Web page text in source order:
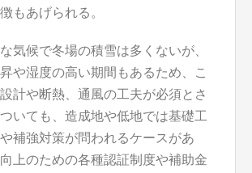
もあげられる。
気候で冬場の積雪は多くないが、
や湿度の高い期間もあるため、こ
計や断熱、通風の工夫が必須とさ
いても、造成地や低地では基礎工
補強対策が問われるケースがあ
上のための各種認証制度や補助金